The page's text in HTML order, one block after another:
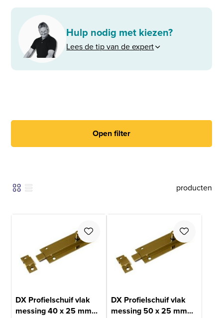
Hulp nodig met kiezen?
Lees de tip van de expert
Open filter
producten
DX Profielschuif vlak
messing 40 x 25 mm...
DX Profielschuif vlak
messing 50 x 25 mm...